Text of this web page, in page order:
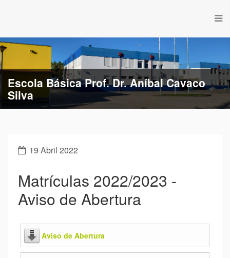
Escola Básica Prof. Dr. Aníbal Cavaco
Silva
19 Abril 2022
Matrículas 2022/2023 -
Aviso de Abertura
Aviso de Abertura